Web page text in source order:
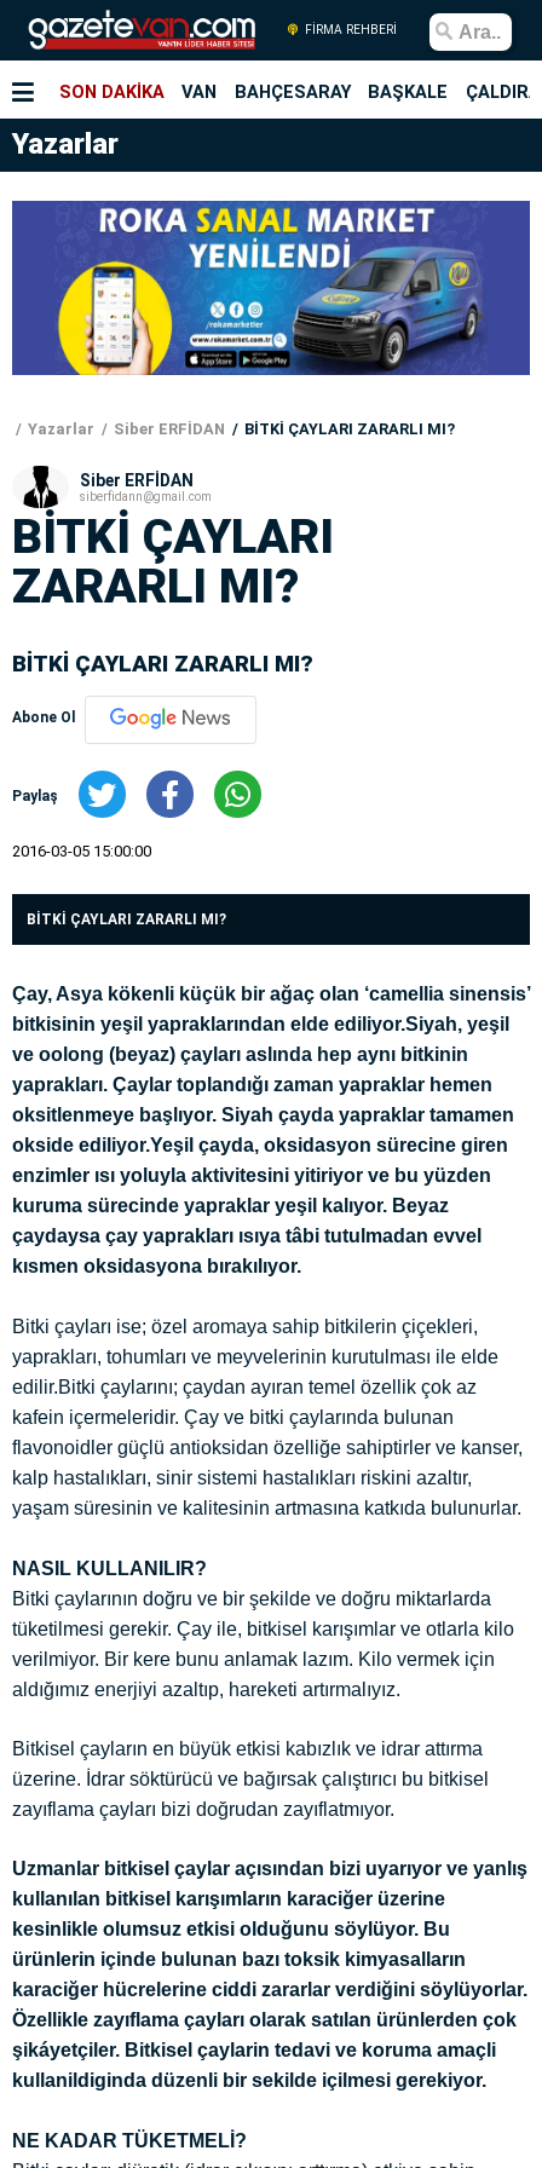
FİRMA REHBERİ
SON DAKİKA VAN BAHÇESARAY BAŞKALE
Yazarlar
Yazarlar Siber ERFİDAN BİTKİ ÇAYLARI ZARARLI MI?
Siber ERFİDAN
siberfidann@gmail.com
BİTKİ ÇAYLARI
ZARARLI MI?
BİTKİ ÇAYLARI ZARARLI MI?
Abone Ol
Paylaş
2016-03-05 15:00:00
BİTKİ ÇAYLARI ZARARLI MI?
Çay, Asya kökenli küçük bir ağaç olan ‘camellia sinensis’
bitkisinin yeşil yapraklarından elde ediliyor.Siyah, yeşil
ve oolong (beyaz) çayları aslında hep aynı bitkinin
yaprakları. Çaylar toplandığı zaman yapraklar hemen
oksitlenmeye başlıyor. Siyah çayda yapraklar tamamen
okside ediliyor.Yeşil çayda, oksidasyon sürecine giren
enzimler ısı yoluyla aktivitesini yitiriyor ve bu yüzden
kuruma sürecinde yapraklar yeşil kalıyor. Beyaz
çaydaysa çay yaprakları ısıya tâbi tutulmadan evvel
kısmen oksidasyona bırakılıyor.
Bitki çayları ise; özel aromaya sahip bitkilerin çiçekleri,
yaprakları, tohumları ve meyvelerinin kurutulması ile elde
edilir.Bitki çaylarını; çaydan ayıran temel özellik çok az
kafein içermeleridir. Çay ve bitki çaylarında bulunan
flavonoidler güçlü antioksidan özelliğe sahiptirler ve kanser,
kalp hastalıkları, sinir sistemi hastalıkları riskini azaltır,
yaşam süresinin ve kalitesinin artmasına katkıda bulunurlar.
NASIL KULLANILIR?
Bitki çaylarının doğru ve bir şekilde ve doğru miktarlarda
tüketilmesi gerekir. Çay ile, bitkisel karışımlar ve otlarla kilo
verilmiyor. Bir kere bunu anlamak lazım. Kilo vermek için
aldığımız enerjiyi azaltıp, hareketi artırmalıyız.
Bitkisel çayların en büyük etkisi kabızlık ve idrar attırma
üzerine. İdrar söktürücü ve bağırsak çalıştırıcı bu bitkisel
zayıflama çayları bizi doğrudan zayıflatmıyor.
Uzmanlar bitkisel çaylar açısından bizi uyarıyor ve yanlış
kullanılan bitkisel karışımların karaciğer üzerine
kesinlikle olumsuz etkisi olduğunu söylüyor. Bu
ürünlerin içinde bulunan bazı toksik kimyasalların
karaciğer hücrelerine ciddi zararlar verdiğini söylüyorlar.
Özellikle zayıflama çayları olarak satılan ürünlerden çok
şikáyetçiler. Bitkisel çaylarin tedavi ve koruma amaçli
kullanildiginda düzenli bir sekilde içilmesi gerekiyor.
NE KADAR TÜKETMELİ?